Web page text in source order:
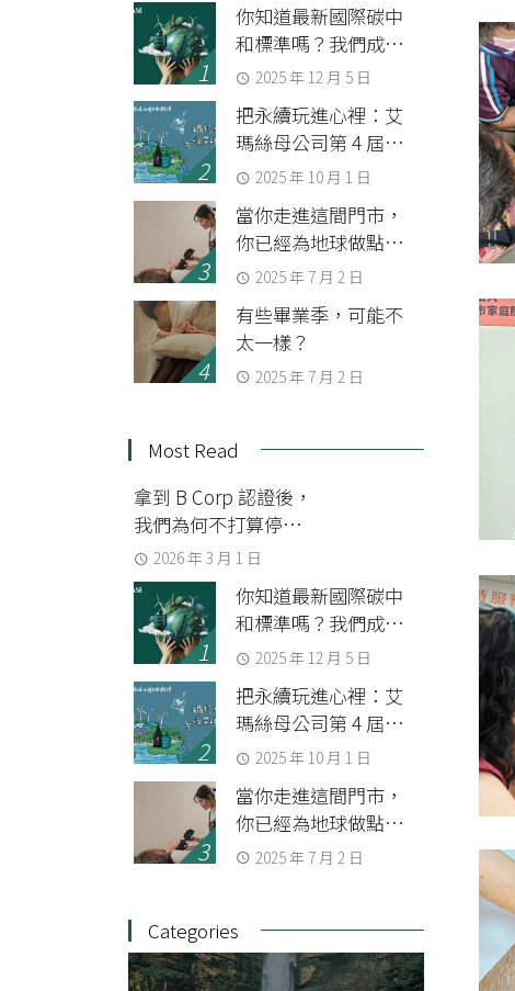
你知道最新國際碳中
和標準嗎？我們成為
第一家通過 BSI 查證
牌
2025 年 12 月 5 日
把永續玩進心裡：艾
瑪絲母公司第 4 屆
SDGs 永續共識運動會
2025 年 10 月 1 日
當你走進這間門市，
你已經為地球做點事
了 2025 年 7 月 2 日
有些畢業季，可能不
太一樣？
2025 年 7 月 2 日
Most Read
拿到 B Corp 認證後，
我們為何不打算停下
來？2026 年 3 月 1 日
你知道最新國際碳中
和標準嗎？我們成為
第一家通過 BSI 查證
牌
2025 年 12 月 5 日
把永續玩進心裡：艾
瑪絲母公司第 4 屆
SDGs 永續共識運動會
2025 年 10 月 1 日
當你走進這間門市，
你已經為地球做點事
了 2025 年 7 月 2 日
Categories